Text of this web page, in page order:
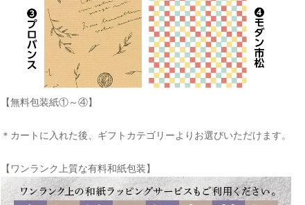
【無料包装紙①～④】
＊カートに入れた後、ギフトカテゴリーよりお選びいただけます。
【ワンランク上質な有料和紙包装】